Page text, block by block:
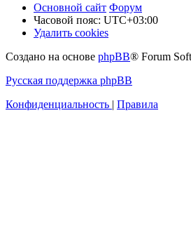
Основной сайт Форум
Часовой пояс: UTC+03:00
Удалить cookies
Создано на основе phpBB® Forum
Русская поддержка phpBB
Конфиденциальность | Правила